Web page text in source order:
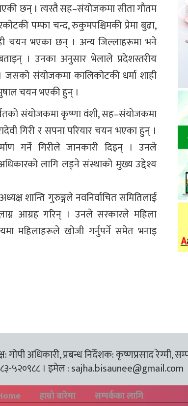
छन् । त्यस्तै सह–संयोजकमा सीता गौतम
पम्फा चन्द, रुकुमपश्चिमकी प्रेमा बुढा,
चयन भएका छन् । अन्य जिल्लाहरूमा भने
। उनका अनुसार भेलाले प्रदेशस्तरीय
संयोजकमा कालिकोटकी धर्मा शाही
चयन भएकी हुन् ।
संयोजकमा कृष्णा वंशी, सह–संयोजकमा
गिरी र सपना परियार चयन भएका हुन् ।
गर्ने गिरीले जानकारी दिइन् । उनले
लागि लड्ने संस्थाको मुख्य उद्देश्य
शान्ति गुरुङ्गले नवनिर्वाचित समितिलाई
आग्रह गरिन् । उनले सरकारले महिला
महिलाहरूले खोजी गर्नुपर्ने समेत भनाइ
गोपी अधिकारी, प्रबन्ध निर्देशक: कृष्णप्रसाद रेग्मी,
५२०९८८ । इमेल :sajha.bisaunee@gmail.com
हाम्रो बारेमा सम्पर्कका लागि